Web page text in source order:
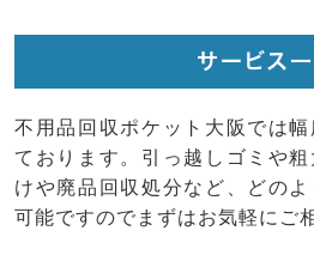
サービス
不用品回収ポケット大阪では
ております。引っ越しゴミや
けや廃品回収処分など、どの
可能ですのでまずはお気軽にご